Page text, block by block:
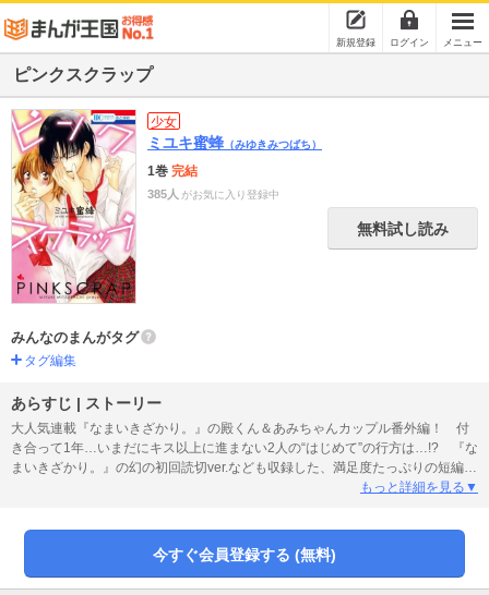
新規登録 ログイン メニュー
ピンクスクラップ
少女
ミユキ蜜蜂 （みゆきみつばち）
1巻 完結
385人 がお気に入り登録中
無料試し読み
みんなのまんがタグ
タグ編集
あらすじ | ストーリー
大人気連載『なまいきざかり。』の殿くん＆あみちゃんカップル番外編！ 付
き合って1年…いまだにキス以上に進まない2人の“はじめて”の行方は…!? 『な
まいきざかり。』の幻の初回読切ver.なども収録した、満足度たっぷりの短編集
もっと詳細を見る▼
今すぐ会員登録する (無料)